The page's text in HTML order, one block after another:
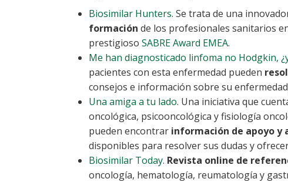
Biosimilar Hunters. Se trata de una
formación de los profesionales sanitarios
prestigioso SABRE Award EMEA.
Me han diagnosticado linfoma no Hodgkin,
pacientes con esta enfermedad pueden
consejos e información sobre su
Una amiga a tu lado. Una iniciativa que
oncológica, psicooncológica y fisiología
pueden encontrar información de apoyo y
disponibles para resolver sus dudas y
Biosimilar Today. Revista online de
oncología, hematología, reumatología y